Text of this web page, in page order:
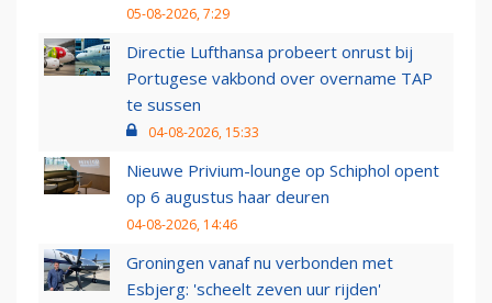
05-08-2026, 7:29
Directie Lufthansa probeert onrust bij
Portugese vakbond over overname TAP
te sussen
04-08-2026, 15:33
Nieuwe Privium-lounge op Schiphol opent
op 6 augustus haar deuren
04-08-2026, 14:46
Groningen vanaf nu verbonden met
Esbjerg: 'scheelt zeven uur rijden'